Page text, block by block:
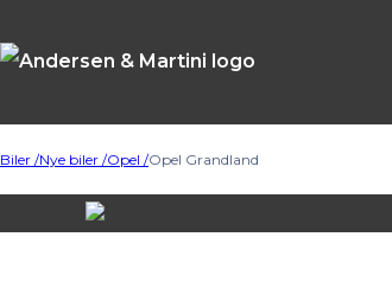
Biler /Nye biler /Opel /Opel Grandland